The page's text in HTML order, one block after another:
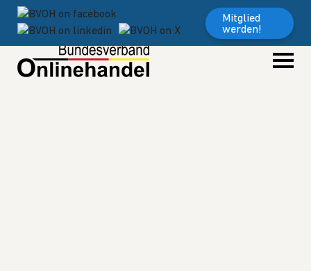
Weiter zum Inhalt
Mitglied
werden!